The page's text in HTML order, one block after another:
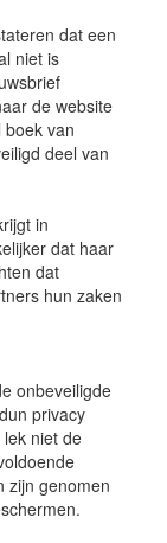
dat een
niet is
de website
van
deel van
in
dat haar
dat
hun zaken
onbeveiligde
privacy
niet de
zijn genomen